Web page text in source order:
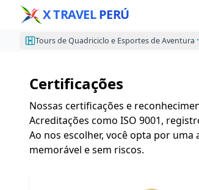
X TRAVEL PERÚ
Tours de Quadriciclo e Esportes de Aventura
Certificações
Nossas certificações e
Acreditações como ISO 9001,
Ao nos escolher, você opta por
memorável e sem riscos.